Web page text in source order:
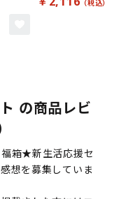
の商品レビ
箱★新生活応援セ
想を募集していま